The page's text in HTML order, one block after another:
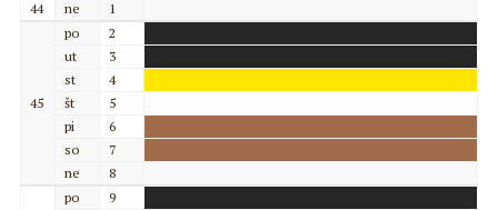
44
ne 1
45
po
2
ut
3
st
4
št
5
pi
6
so
7
ne
8
po
9